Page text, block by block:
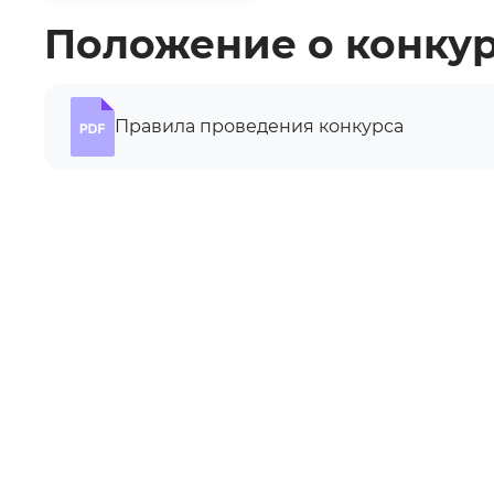
Положение о
Правила проведения конкурса